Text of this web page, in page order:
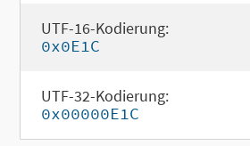
UTF-16-Kodierung:
0x0E1C
UTF-32-Kodierung:
0x00000E1C